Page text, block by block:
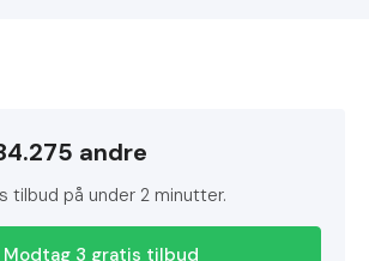
andre
tilbud på under 2 minutter.
Modtag 3 gratis tilbud